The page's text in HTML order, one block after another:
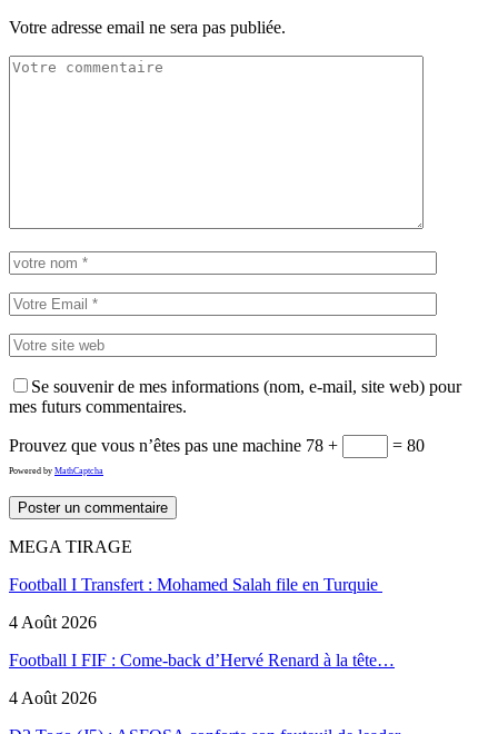
Votre adresse email ne sera pas publiée.
Se souvenir de mes informations (nom, e-mail, site web) pour
mes futurs commentaires.
Prouvez que vous n’êtes pas une machine 78 + = 80
Powered by MathCaptcha
MEGA TIRAGE
Football I Transfert : Mohamed Salah file en Turquie
4 Août 2026
Football I FIF : Come-back d’Hervé Renard à la tête…
4 Août 2026